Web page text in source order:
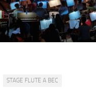
STAGE FLUTE A BEC